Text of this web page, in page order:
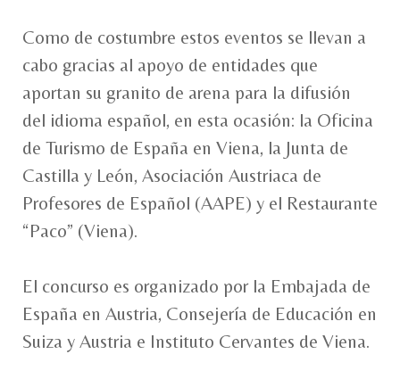
Como de costumbre estos eventos se llevan a
cabo gracias al apoyo de entidades que
aportan su granito de arena para la difusión
del idioma español, en esta ocasión: la Oficina
de Turismo de España en Viena, la Junta de
Castilla y León, Asociación Austriaca de
Profesores de Español (AAPE) y el Restaurante
“Paco” (Viena).
El concurso es organizado por la Embajada de
España en Austria, Consejería de Educación en
Suiza y Austria e Instituto Cervantes de Viena.